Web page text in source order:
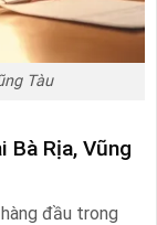
Tàu
Rịa, Vũng
đầu trong